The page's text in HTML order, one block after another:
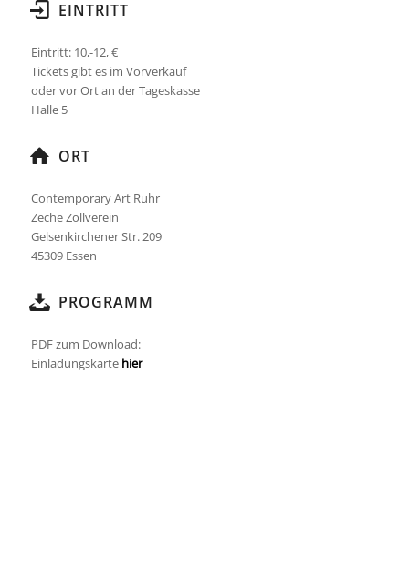
EINTRITT
Eintritt: 10,-12, €
Tickets gibt es im Vorverkauf
oder vor Ort an der Tageskasse
Halle 5
ORT
Contemporary Art Ruhr
Zeche Zollverein
Gelsenkirchener Str. 209
45309 Essen
PROGRAMM
PDF zum Download:
Einladungskarte hier